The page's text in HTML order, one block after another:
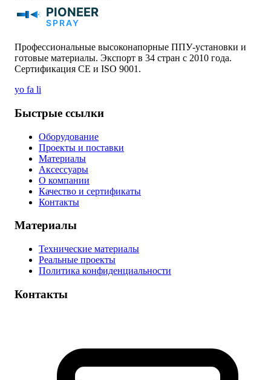
Профессиональные высоконапорные ППУ-установки и
готовые материалы. Экспорт в 34 стран с 2010 года.
Сертификация CE и ISO 9001.
yo fa li
Быстрые ссылки
Оборудование
Проекты и поставки
Материалы
Аксессуары
О компании
Качество и сертификаты
Контакты
Материалы
Технические материалы
Реальные проекты
Политика конфиденциальности
Контакты